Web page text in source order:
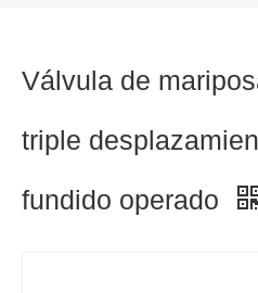
Válvula de
triple
fundido operado